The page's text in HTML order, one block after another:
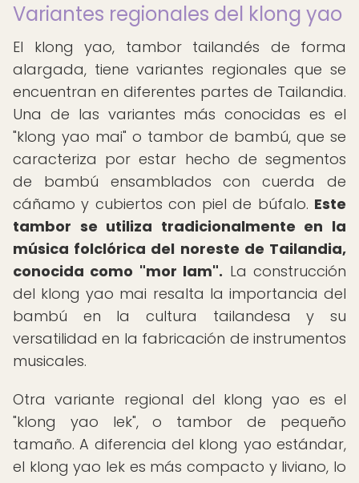
Variantes regionales del klong yao
El klong yao, tambor tailandés de forma
alargada, tiene variantes regionales que se
encuentran en diferentes partes de Tailandia.
Una de las variantes más conocidas es el
"klong yao mai" o tambor de bambú, que se
caracteriza por estar hecho de segmentos
de bambú ensamblados con cuerda de
cáñamo y cubiertos con piel de búfalo. Este
tambor se utiliza tradicionalmente en la
música folclórica del noreste de Tailandia,
conocida como "mor lam". La construcción
del klong yao mai resalta la importancia del
bambú en la cultura tailandesa y su
versatilidad en la fabricación de instrumentos
musicales.
Otra variante regional del klong yao es el
"klong yao lek", o tambor de pequeño
tamaño. A diferencia del klong yao estándar,
el klong yao lek es más compacto y liviano, lo